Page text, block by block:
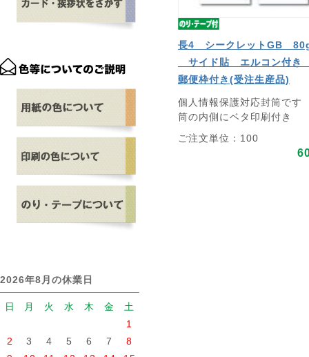
2026年8月の休業日
日 月 火 水 木 金
土
1
2
3 4 5 6 7
8
長4 シークレットGB
サイド貼 エルコン付
郵便枠付き(受注生産品)
個人情報保護対応封筒で
筒の内側にベタ印刷付き
ご注文単位：100